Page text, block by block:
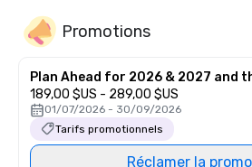
Promotions
Plan Ahead for 2026 & 2027 and
189,00 $US - 289,00 $US
01/07/2026 - 30/09/2026
Tarifs promotionnels
Réclamer la